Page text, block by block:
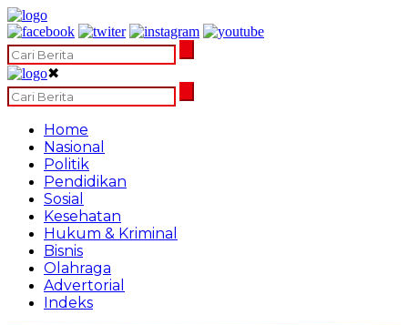
✖
Home
Nasional
Politik
Pendidikan
Sosial
Kesehatan
Hukum & Kriminal
Bisnis
Olahraga
Advertorial
Indeks